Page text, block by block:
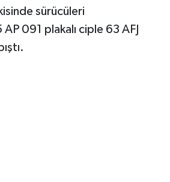
sürücüleri
091 plakalı ciple 63 AFJ